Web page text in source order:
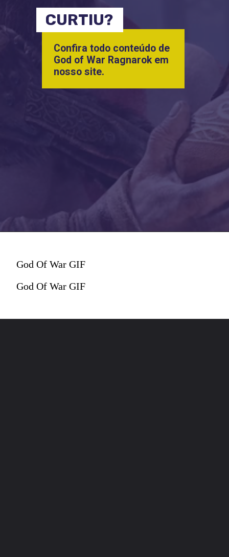
Confira todo conteúdo de
God of War Ragnarok em
nosso site.
CURTIU?
God Of War GIF
God Of War GIF